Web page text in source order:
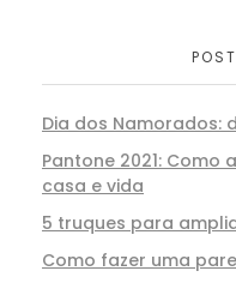
Dia dos Namorados:
Pantone 2021: Como
casa e vida
5 truques para
Como fazer uma